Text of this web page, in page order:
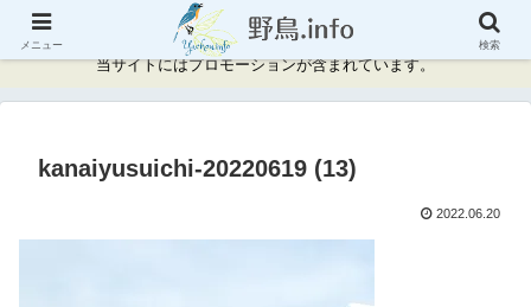
神奈川県周辺の野鳥情報と記録
当サイトにはプロモーションが含まれています。
kanaiyusuichi-20220619 (13)
2022.06.20
メニュー 検索